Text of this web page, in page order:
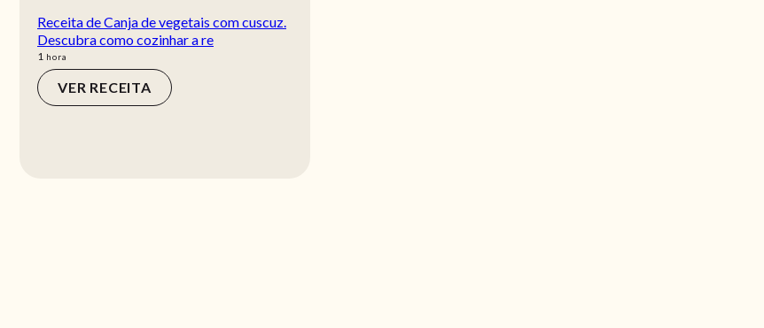
Receita de Canja de vegetais com cuscuz.
Descubra como cozinhar a re
1 hora
hora
VER RECEITA